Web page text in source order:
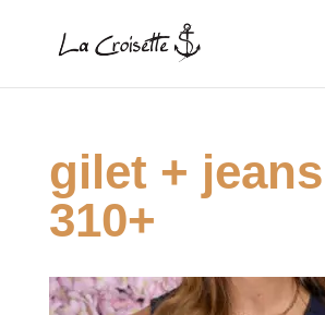
gilet + jeans
310+